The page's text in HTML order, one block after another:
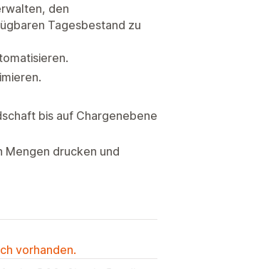
den
Tagesbestand zu
bis auf Chargenebene
Mengen drucken und
vorhanden.